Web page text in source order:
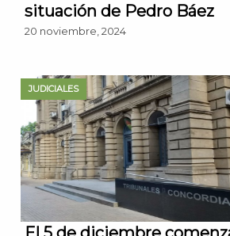
situación de Pedro Báez
20 noviembre, 2024
JUDICIALES